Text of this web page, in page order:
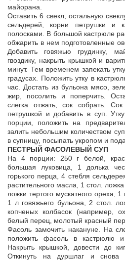
майорана.
Оставить 6 свекл, остальную
сельдерей, корни петрушки и
полосками. В большой кастрюле
обжарить в нем подготовленные
Добавить говяжью грудинку,
гвоздику, накрыть крышкой и
минут. Тем временем запекать
градусах. Положить утку в
час. Достать из бульона мясо,
жир, посолить и поперчить.
слегка отжать, сок собрать.
петрушкой и добавить в суп.
порции, положить на
залить небольшим количеством
в супницу, посыпать укропом и
ПЕСТРЫЙ ФАСОЛЕВЫЙ СУП
На 4 порции: 250 г белой,
большая луковица, 1 долька
горького перца, 4 стебля
растительного масла, 1 стол.
ложки тертого мускатного ореха,
1 л говяжьего бульона, 2 стол.
копченых колбасок (например,
белый перец, молотый красный
Фасоль замочить накануне. На
положить фасоль в кастрюлю и
Накрыть крышкой, довести до
Откинуть на дуршлаг и снова